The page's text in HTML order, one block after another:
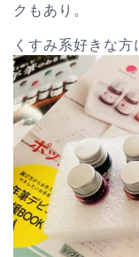
クもあり。
くすみ系好きな方